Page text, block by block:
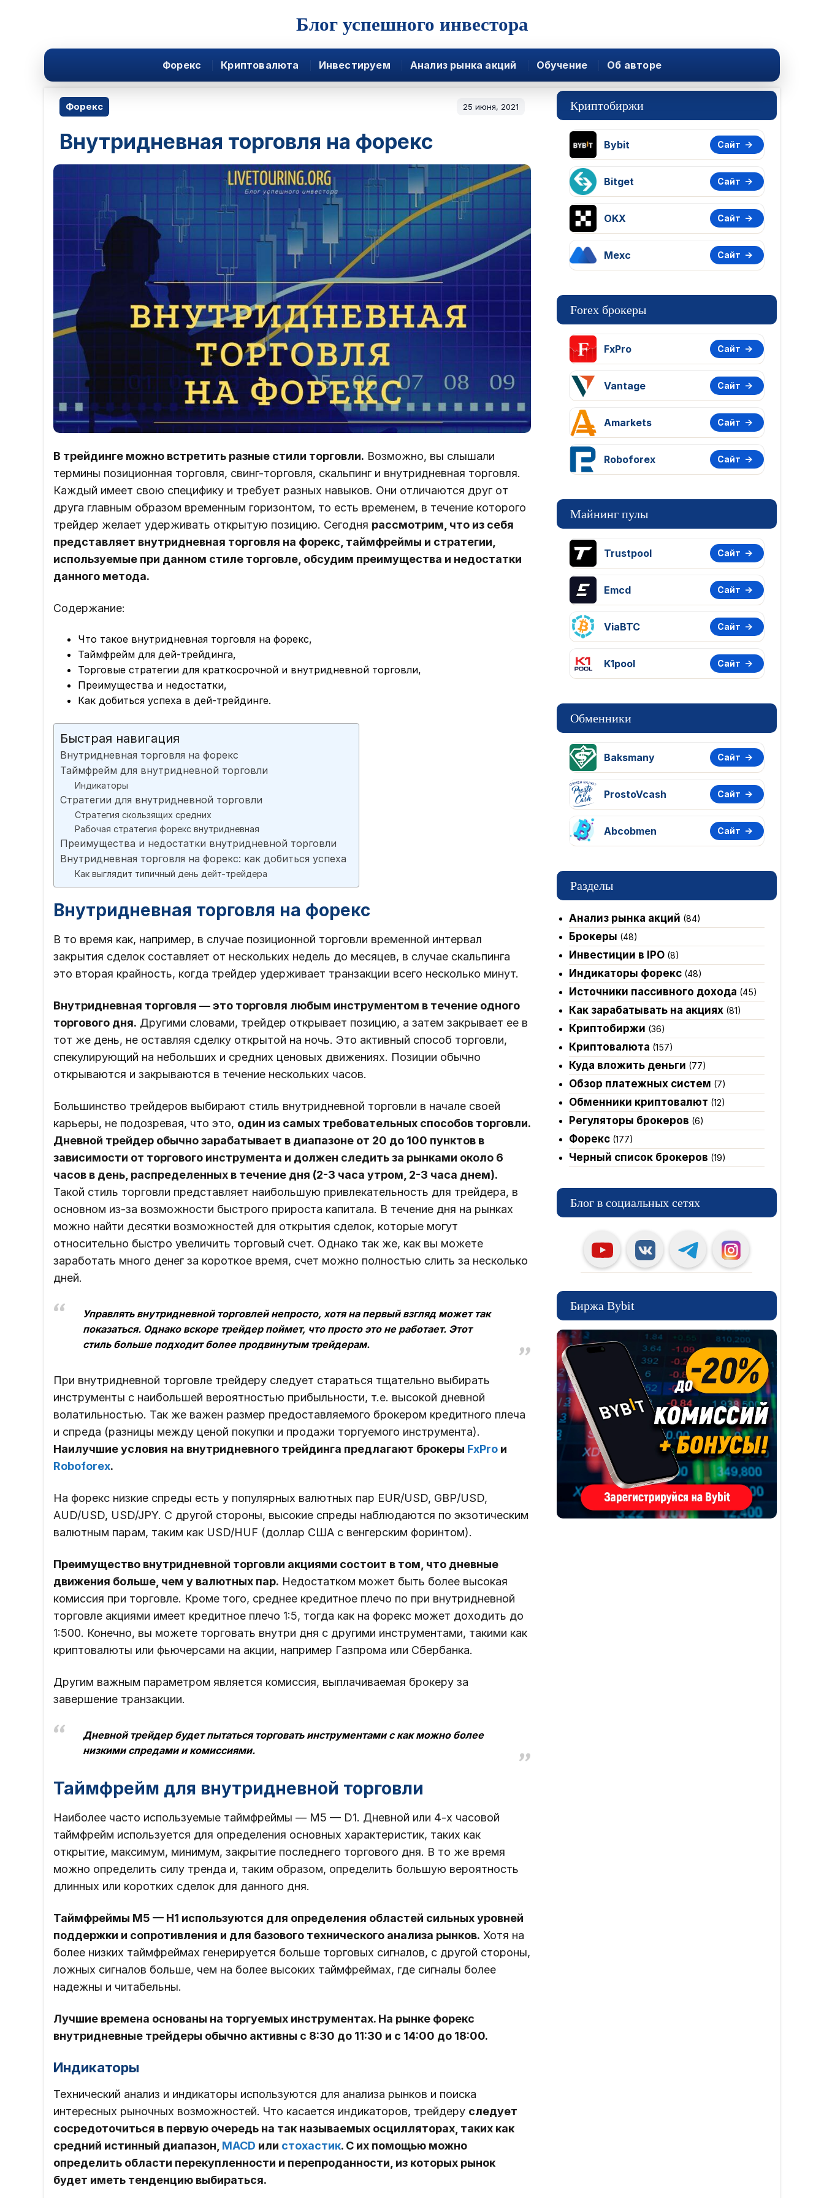
Блог успешного инвестора
Форекс Криптовалюта Инвестируем Анализ рынка акций Обучение Об авторе
Форекс 25 июня, 2021
Внутридневная торговля на форекс
В трейдинге можно встретить разные стили торговли. Возможно, вы слышали
термины позиционная торговля, свинг-торговля, скальпинг и внутридневная торговля.
Каждый имеет свою специфику и требует разных навыков. Они отличаются друг от
друга главным образом временным горизонтом, то есть временем, в течение которого
трейдер желает удерживать открытую позицию. Сегодня рассмотрим, что из себя
представляет внутридневная торговля на форекс, таймфреймы и стратегии,
используемые при данном стиле торговле, обсудим преимущества и недостатки
данного метода.
Содержание:
Что такое внутридневная торговля на форекс,
Таймфрейм для дей-трейдинга,
Торговые стратегии для краткосрочной и внутридневной торговли,
Преимущества и недостатки,
Как добиться успеха в дей-трейдинге.
Быстрая навигация
Внутридневная торговля на форекс
Таймфрейм для внутридневной торговли
Индикаторы
Стратегии для внутридневной торговли
Стратегия скользящих средних
Рабочая стратегия форекс внутридневная
Преимущества и недостатки внутридневной торговли
Внутридневная торговля на форекс: как добиться успеха
Как выглядит типичный день дейт-трейдера
Внутридневная торговля на форекс
В то время как, например, в случае позиционной торговли временной интервал
закрытия сделок составляет от нескольких недель до месяцев, в случае скальпинга
это вторая крайность, когда трейдер удерживает транзакции всего несколько минут.
Внутридневная торговля — это торговля любым инструментом в течение одного
торгового дня. Другими словами, трейдер открывает позицию, а затем закрывает ее в
тот же день, не оставляя сделку открытой на ночь. Это активный способ торговли,
спекулирующий на небольших и средних ценовых движениях. Позиции обычно
открываются и закрываются в течение нескольких часов.
Большинство трейдеров выбирают стиль внутридневной торговли в начале своей
карьеры, не подозревая, что это, один из самых требовательных способов торговли.
Дневной трейдер обычно зарабатывает в диапазоне от 20 до 100 пунктов в
зависимости от торгового инструмента и должен следить за рынками около 6
часов в день, распределенных в течение дня (2-3 часа утром, 2-3 часа днем).
Такой стиль торговли представляет наибольшую привлекательность для трейдера, в
основном из-за возможности быстрого прироста капитала. В течение дня на рынках
можно найти десятки возможностей для открытия сделок, которые могут
относительно быстро увеличить торговый счет. Однако так же, как вы можете
заработать много денег за короткое время, счет можно полностью слить за несколько
дней.
Управлять внутридневной торговлей непросто, хотя на первый взгляд может так
показаться. Однако вскоре трейдер поймет, что просто это не работает. Этот
стиль больше подходит более продвинутым трейдерам.
При внутридневной торговле трейдеру следует стараться тщательно выбирать
инструменты с наибольшей вероятностью прибыльности, т.е. высокой дневной
волатильностью. Так же важен размер предоставляемого брокером кредитного плеча
и спреда (разницы между ценой покупки и продажи торгуемого инструмента).
Наилучшие условия на внутридневного трейдинга предлагают брокеры FxPro и
Roboforex.
На форекс низкие спреды есть у популярных валютных пар EUR/USD, GBP/USD,
AUD/USD, USD/JPY. С другой стороны, высокие спреды наблюдаются по экзотическим
валютным парам, таким как USD/HUF (доллар США с венгерским форинтом).
Преимущество внутридневной торговли акциями состоит в том, что дневные
движения больше, чем у валютных пар. Недостатком может быть более высокая
комиссия при торговле. Кроме того, среднее кредитное плечо по при внутридневной
торговле акциями имеет кредитное плечо 1:5, тогда как на форекс может доходить до
1:500. Конечно, вы можете торговать внутри дня с другими инструментами, такими как
криптовалюты или фьючерсами на акции, например Газпрома или Сбербанка.
Другим важным параметром является комиссия, выплачиваемая брокеру за
завершение транзакции.
Дневной трейдер будет пытаться торговать инструментами с как можно более
низкими спредами и комиссиями.
Таймфрейм для внутридневной торговли
Наиболее часто используемые таймфреймы — M5 — D1. Дневной или 4-х часовой
таймфрейм используется для определения основных характеристик, таких как
открытие, максимум, минимум, закрытие последнего торгового дня. В то же время
можно определить силу тренда и, таким образом, определить большую вероятность
длинных или коротких сделок для данного дня.
Таймфреймы M5 — H1 используются для определения областей сильных уровней
поддержки и сопротивления и для базового технического анализа рынков. Хотя на
более низких таймфреймах генерируется больше торговых сигналов, с другой стороны,
ложных сигналов больше, чем на более высоких таймфреймах, где сигналы более
надежны и читабельны.
Лучшие времена основаны на торгуемых инструментах. На рынке форекс
внутридневные трейдеры обычно активны с 8:30 до 11:30 и с 14:00 до 18:00.
Индикаторы
Технический анализ и индикаторы используются для анализа рынков и поиска
интересных рыночных возможностей. Что касается индикаторов, трейдеру следует
сосредоточиться в первую очередь на так называемых осцилляторах, таких как
средний истинный диапазон, MACD или стохастик. С их помощью можно
определить области перекупленности и перепроданности, из которых рынок
будет иметь тенденцию выбираться.
Криптобиржи
Bybit Сайт
Bitget Сайт
OKX Сайт
Mexc Сайт
Forex брокеры
FxPro Сайт
Vantage Сайт
Amarkets Сайт
Roboforex Сайт
Майнинг пулы
Trustpool Сайт
Emcd Сайт
ViaBTC Сайт
K1pool Сайт
Обменники
Baksmany Сайт
ProstoVcash Сайт
Abcobmen Сайт
Разделы
Анализ рынка акций (84)
Брокеры (48)
Инвестиции в IPO(8)
Индикаторы форекс(48)
Источники пассивного дохода (45)
Как зарабатывать на акциях(81)
Криптобиржи (36)
Криптовалюта (157)
Куда вложить деньги (77)
Обзор платежных систем (7)
Обменники криптовалют (12)
Регуляторы брокеров (6)
Форекс(177)
Черный список брокеров (19)
Блог в социальных сетях
Биржа Bybit